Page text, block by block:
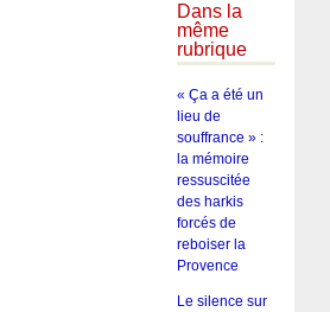
Dans la
même
rubrique
« Ça a été un
lieu de
souffrance » :
la mémoire
ressuscitée
des harkis
forcés de
reboiser la
Provence
Le silence sur